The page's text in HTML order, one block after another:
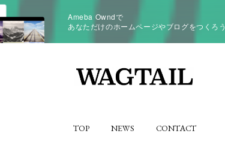
Ameba Owndで
あなただけのホームページやブログをつくろう
TOP NEWS CONTACT